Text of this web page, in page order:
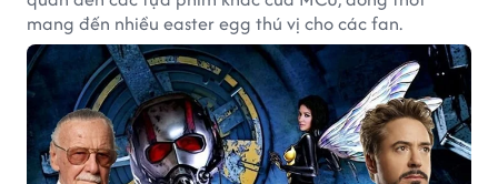
mang đến nhiều easter egg thú vị cho các fan.